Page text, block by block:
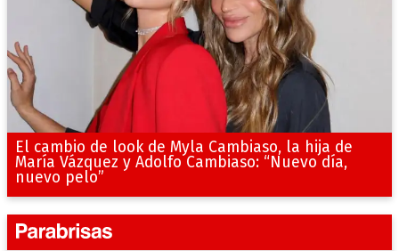
El cambio de look de Myla Cambiaso, la hija de
María Vázquez y Adolfo Cambiaso: “Nuevo día,
nuevo pelo”